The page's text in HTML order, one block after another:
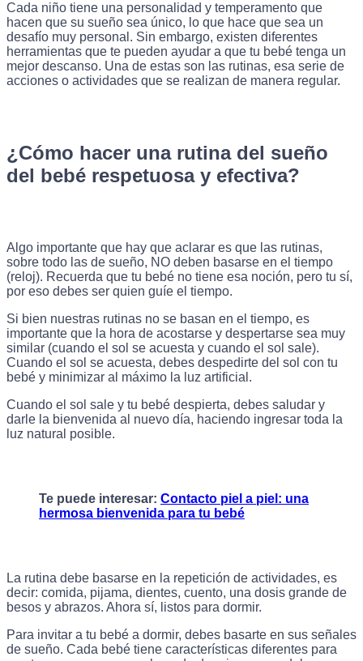
Cada niño tiene una personalidad y temperamento que
hacen que su sueño sea único, lo que hace que sea un
desafío muy personal. Sin embargo, existen diferentes
herramientas que te pueden ayudar a que tu bebé tenga un
mejor descanso. Una de estas son las rutinas, esa serie de
acciones o actividades que se realizan de manera regular.
¿Cómo hacer una rutina del sueño
del bebé respetuosa y efectiva?
Algo importante que hay que aclarar es que las rutinas,
sobre todo las de sueño, NO deben basarse en el tiempo
(reloj). Recuerda que tu bebé no tiene esa noción, pero tu sí,
por eso debes ser quien guíe el tiempo.
Si bien nuestras rutinas no se basan en el tiempo, es
importante que la hora de acostarse y despertarse sea muy
similar (cuando el sol se acuesta y cuando el sol sale).
Cuando el sol se acuesta, debes despedirte del sol con tu
bebé y minimizar al máximo la luz artificial.
Cuando el sol sale y tu bebé despierta, debes saludar y
darle la bienvenida al nuevo día, haciendo ingresar toda la
luz natural posible.
Te puede interesar: Contacto piel a piel: una
hermosa bienvenida para tu bebé
La rutina debe basarse en la repetición de actividades, es
decir: comida, pijama, dientes, cuento, una dosis grande de
besos y abrazos. Ahora sí, listos para dormir.
Para invitar a tu bebé a dormir, debes basarte en sus señales
de sueño. Cada bebé tiene características diferentes para